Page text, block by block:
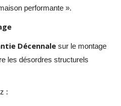
performante ».
Décennalesur le montage
les désordres structurels
: